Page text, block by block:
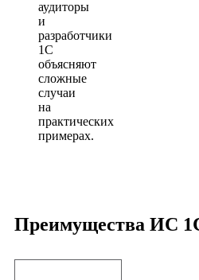
аудиторы
и
разработчики
1С
объясняют
сложные
случаи
на
практических
примерах.
Преимущества ИС